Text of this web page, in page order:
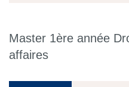
Master 1ère année
affaires